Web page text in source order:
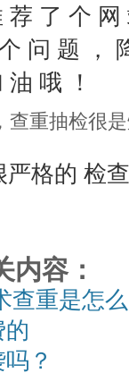
荐 了 个
问 题 ，
哦 ！
查重抽检很
格的 检
内容：
查重是怎
？